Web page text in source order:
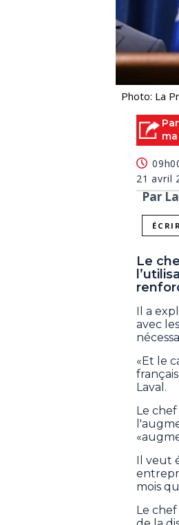
Photo: La
21 avril
Par
Le
Il a
avec
«Et le
Laval.
Le
Il veut
mois
Le